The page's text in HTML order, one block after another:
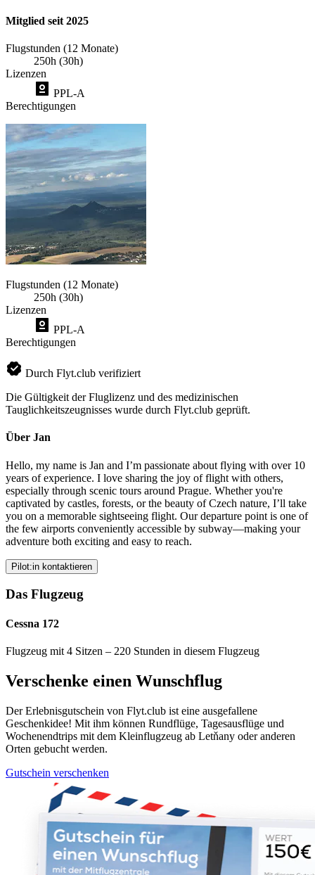
Mitglied seit 2025
Flugstunden (12 Monate)
250h (30h)
Lizenzen
PPL-A
Berechtigungen
Flugstunden (12 Monate)
250h (30h)
Lizenzen
PPL-A
Berechtigungen
Durch Flyt.club verifiziert
Die Gültigkeit der Fluglizenz und des medizinischen
Tauglichkeitszeugnisses wurde durch Flyt.club geprüft.
Über Jan
Hello, my name is Jan and I’m passionate about flying with over 10
years of experience. I love sharing the joy of flight with others,
especially through scenic tours around Prague. Whether you're
captivated by castles, forests, or the beauty of Czech nature, I’ll take
you on a memorable sightseeing flight. Our departure point is one of
the few airports conveniently accessible by subway—making your
adventure both exciting and easy to reach.
Pilot:in kontaktieren
Das Flugzeug
Cessna 172
Flugzeug mit 4 Sitzen – 220 Stunden in diesem Flugzeug
Verschenke einen Wunschflug
Der Erlebnisgutschein von Flyt.club ist eine ausgefallene
Geschenkidee! Mit ihm können Rundflüge, Tagesausflüge und
Wochenendtrips mit dem Kleinflugzeug ab Letňany oder anderen
Orten gebucht werden.
Gutschein verschenken